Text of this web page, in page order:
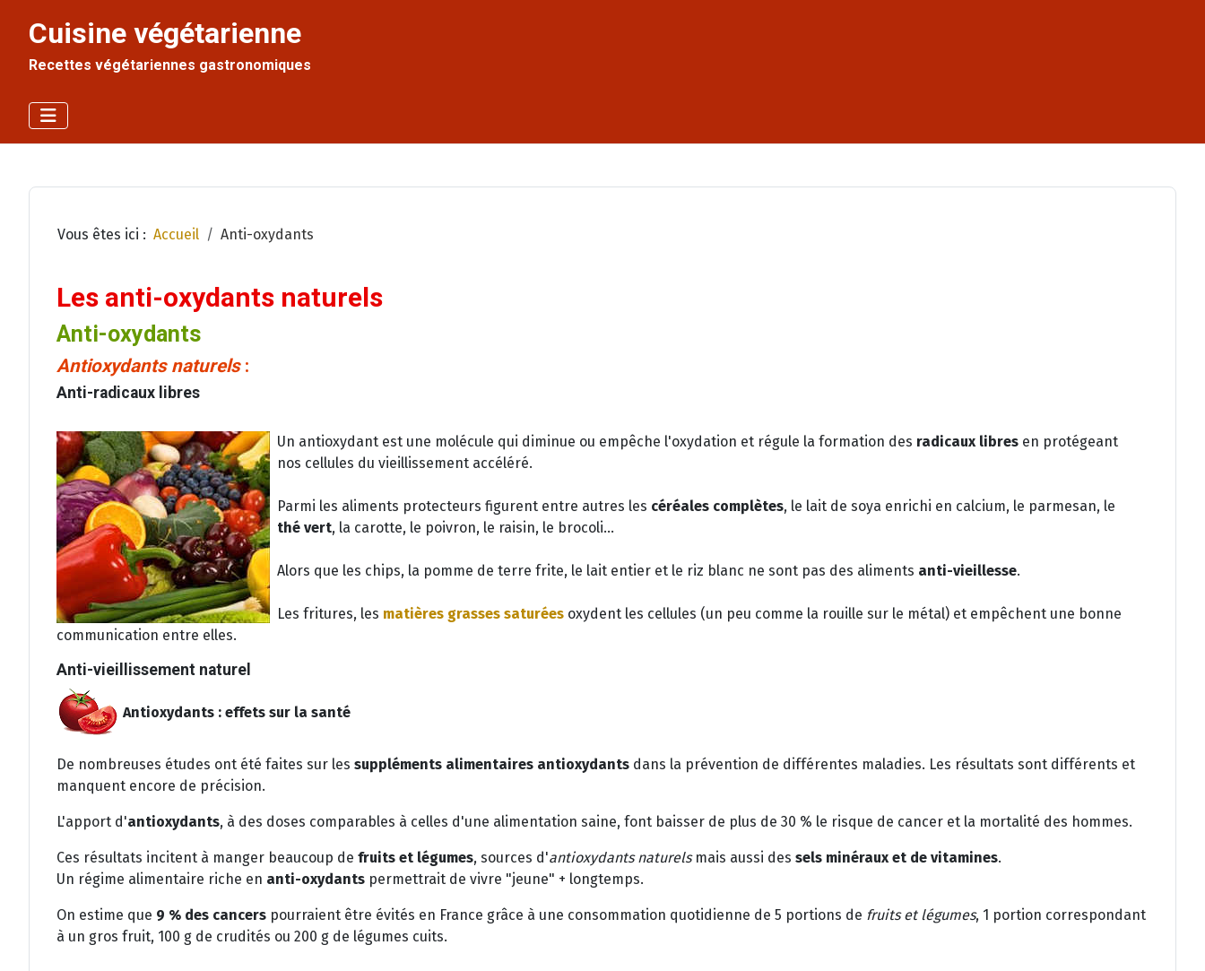
Cuisine végétarienne
Recettes végétariennes gastronomiques
Vous êtes ici : Accueil Anti-oxydants
Les anti-oxydants naturels
Anti-oxydants
Antioxydants naturels:
Anti-radicaux libres
Un antioxydant est une molécule qui diminue ou empêche l'oxydation et régule la formation des radicaux libres en protégeant
nos cellules du vieillissement accéléré.
Parmi les aliments protecteurs figurent entre autres les céréales complètes, le lait de soya enrichi en calcium, le parmesan, le
thé vert, la carotte, le poivron, le raisin, le brocoli...
Alors que les chips, la pomme de terre frite, le lait entier et le riz blanc ne sont pas des aliments anti-vieillesse.
Les fritures, les matières grasses saturées oxydent les cellules (un peu comme la rouille sur le métal) et empêchent une bonne
communication entre elles.
Anti-vieillissement naturel
Antioxydants : effets sur la santé
De nombreuses études ont été faites sur les suppléments alimentaires antioxydants dans la prévention de différentes maladies. Les résultats sont différents et
manquent encore de précision.
L'apport d'antioxydants, à des doses comparables à celles d'une alimentation saine, font baisser de plus de 30 % le risque de cancer et la mortalité des hommes.
Ces résultats incitent à manger beaucoup de fruits et légumes, sources d'antioxydants naturelsmais aussi des sels minéraux et de vitamines.
Un régime alimentaire riche en anti-oxydants permettrait de vivre "jeune" + longtemps.
On estime que 9 % des cancers pourraient être évités en France grâce à une consommation quotidienne de 5 portions de fruits et légumes, 1 portion correspondant
à un gros fruit, 100 g de crudités ou 200 g de légumes cuits.